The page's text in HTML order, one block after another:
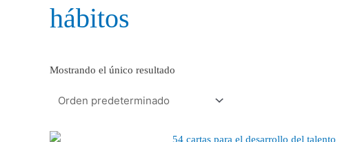
hábitos
Mostrando el único resultado